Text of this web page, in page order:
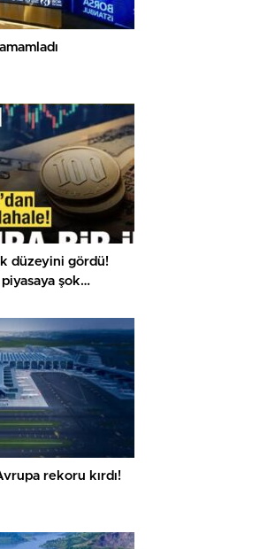
düzeyini gördü!
şok
rekoru kırdı!